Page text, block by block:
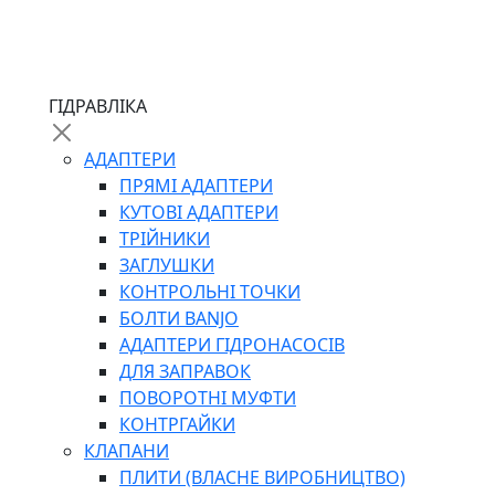
СИЛОВІ
ДРОТЯНІ
ПРУЖИННІ
НЕЙЛОНОВІ
ПРОРЕЗИНЕНІ
АВТОТОВАРИ
АВТОХІМІЯ
ДОМКРАТИ
ГІДРАВЛІКА
АДАПТЕРИ
ПРЯМІ АДАПТЕРИ
КУТОВІ АДАПТЕРИ
ТРІЙНИКИ
ЗАГЛУШКИ
КОНТРОЛЬНІ ТОЧКИ
БОЛТИ BANJO
АДАПТЕРИ ГІДРОНАСОСІВ
ДЛЯ ЗАПРАВОК
ПОВОРОТНІ МУФТИ
КОНТРГАЙКИ
КЛАПАНИ
ПЛИТИ (ВЛАСНЕ ВИРОБНИЦТВО)